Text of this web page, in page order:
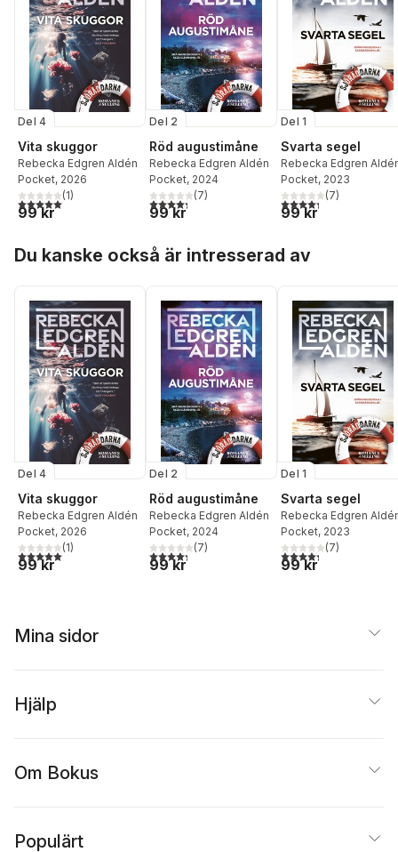
Del 4
Vita skuggor
Rebecka Edgren Aldén
Pocket, 2026
5,0utav 5 stjärnor. Totalt antal röster:
(1)
99 kr
Del 2
Röd augustimåne
Rebecka Edgren Aldén
Pocket, 2024
4,3utav 5 stjärnor. Totalt antal röster:
(7)
99 kr
Del 1
Svarta segel
Rebecka Edgren
Pocket, 2023
4,3utav 5 stjärnor.
(7)
99 kr
Du kanske också är intresserad av
Del 4
Vita skuggor
Rebecka Edgren Aldén
Pocket, 2026
5,0utav 5 stjärnor. Totalt antal röster:
(1)
99 kr
Del 2
Röd augustimåne
Rebecka Edgren Aldén
Pocket, 2024
4,3utav 5 stjärnor. Totalt antal röster:
(7)
99 kr
Del 1
Svarta segel
Rebecka Edgren
Pocket, 2023
4,3utav 5 stjärnor.
(7)
99 kr
Mina sidor
Hjälp
Om Bokus
Populärt